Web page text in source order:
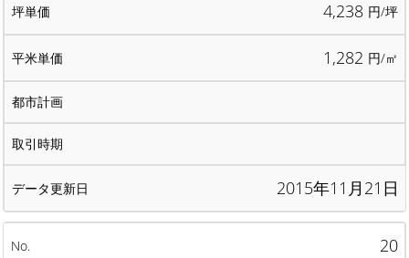
4,238 円/坪
1,282 円/㎡
2015年11月21日
20